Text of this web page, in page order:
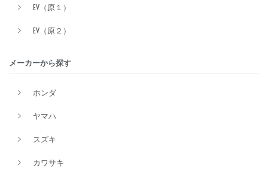
EV（原１）
EV（原２）
メーカーから探す
ホンダ
ヤマハ
スズキ
カワサキ